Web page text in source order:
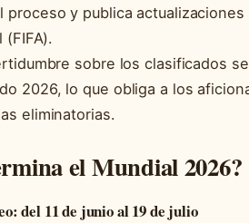
proceso y publica
sobre los clasificados
2026, lo que obliga a los
eliminatorias.
el Mundial 2026?
del 11 de junio al 19 de julio